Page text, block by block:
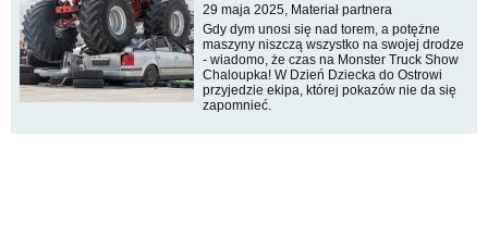
29 maja 2025, Materiał partnera
Gdy dym unosi się nad torem, a potężne
maszyny niszczą wszystko na swojej drodze
- wiadomo, że czas na Monster Truck Show
Chaloupka! W Dzień Dziecka do Ostrowi
przyjedzie ekipa, której pokazów nie da się
zapomnieć.